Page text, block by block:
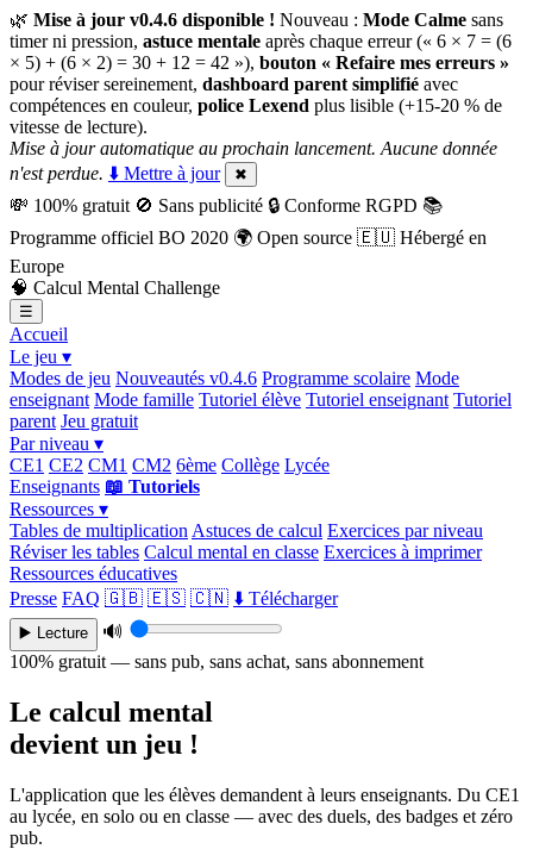
🌿 Mise à jour v0.4.6 disponible ! Nouveau : Mode Calme sans
timer ni pression, astuce mentale après chaque erreur (« 6 × 7 = (6
× 5) + (6 × 2) = 30 + 12 = 42 »), bouton « Refaire mes erreurs »
pour réviser sereinement, dashboard parent simplifié avec
compétences en couleur, police Lexend plus lisible (+15-20 % de
vitesse de lecture).
Mise à jour automatique au prochain lancement. Aucune donnée
n'est perdue. ⬇️ Mettre à jour ✖
💸 100% gratuit 🚫 Sans publicité 🔒 Conforme RGPD 📚
Programme officiel BO 2020 🌍 Open source 🇪🇺 Hébergé en
Europe
🧠 Calcul Mental Challenge
☰
Accueil
Le jeu ▾
Modes de jeu Nouveautés v0.4.6 Programme scolaire Mode
enseignant Mode famille Tutoriel élève Tutoriel enseignant Tutoriel
parent Jeu gratuit
Par niveau ▾
CE1 CE2 CM1 CM2 6ème Collège Lycée
Enseignants 📖 Tutoriels
Ressources ▾
Tables de multiplication Astuces de calcul Exercices par niveau
Réviser les tables Calcul mental en classe Exercices à imprimer
Ressources éducatives
Presse FAQ 🇬🇧 🇪🇸 🇨🇳 ⬇️ Télécharger
▶️ Lecture
🔊
100% gratuit — sans pub, sans achat, sans abonnement
Le calcul mental
devient un jeu !
L'application que les élèves demandent à leurs enseignants. Du CE1
au lycée, en solo ou en classe — avec des duels, des badges et zéro
pub.